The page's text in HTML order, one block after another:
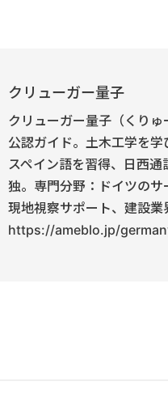
クリューガー量子
クリューガー量子（くり
公認ガイド。土木工学を
スペイン語を習得、日西
独。専門分野：ドイツの
現地視察サポート、建設業
https://ameblo.jp/